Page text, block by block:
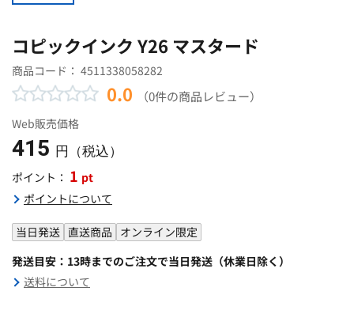
コピックインク Y26 マスタード
商品コード： 4511338058282
0.0 （0件の商品レビュー）
Web販売価格
415 円（税込）
ポイント： 1 pt
ポイントについて
当日発送 直送商品 オンライン限定
発送目安：13時までのご注文で当日発送（休業日除く）
送料について